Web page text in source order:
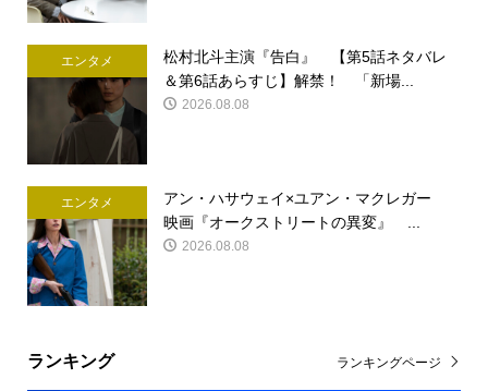
エンタメ
松村北斗主演『告白』 【第5話ネタバレ
＆第6話あらすじ】解禁！ 「新場...
2026.08.08
エンタメ
アン・ハサウェイ×ユアン・マクレガー
映画『オークストリートの異変』 ...
2026.08.08
ランキング ランキングページ